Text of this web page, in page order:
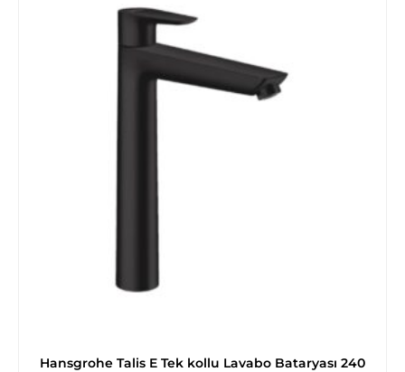
Hansgrohe Talis E Tek kollu Lavabo Bataryası 240